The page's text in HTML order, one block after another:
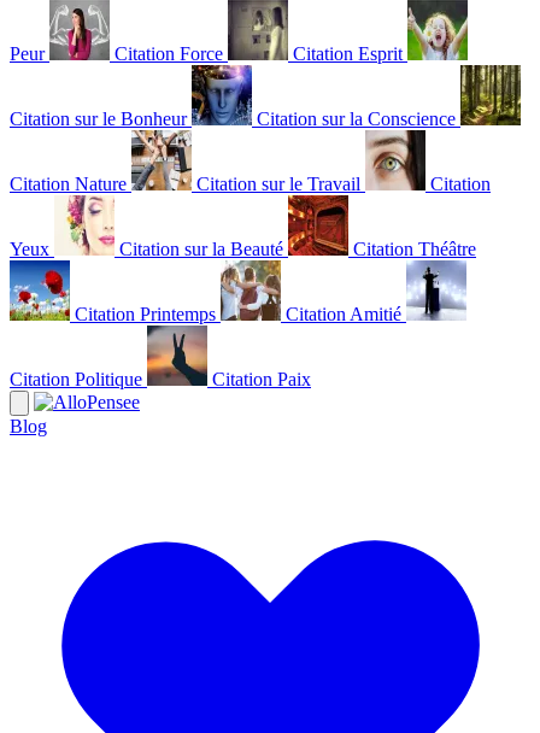
Peur Citation Force Citation Esprit
Citation sur le Bonheur Citation sur la Conscience
Citation Nature Citation sur le Travail Citation
Yeux Citation sur la Beauté Citation Théâtre
Citation Printemps Citation Amitié
Citation Politique Citation Paix
Blog